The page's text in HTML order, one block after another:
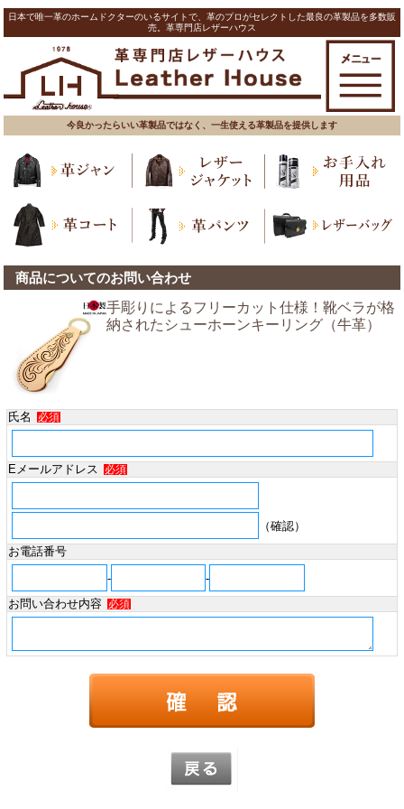
日本で唯一革のホームドクターのいるサイトで、革のプロがセレクトした最良の革製品を多数販
売。革専門店レザーハウス
今良かったらいい革製品ではなく、一生使える革製品を提供します
商品についてのお問い合わせ
手彫りによるフリーカット仕様！靴ベラが格
納されたシューホーンキーリング（牛革）
氏名 必須
Eメールアドレス 必須
（確認）
お電話番号
-
-
お問い合わせ内容
必須